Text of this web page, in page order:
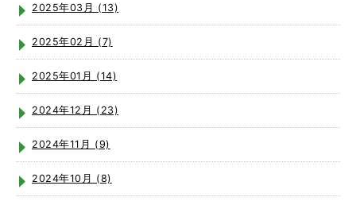
2025年03月 (13)
2025年02月 (7)
2025年01月 (14)
2024年12月 (23)
2024年11月 (9)
2024年10月 (8)